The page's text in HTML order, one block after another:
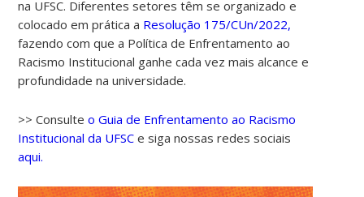
na UFSC. Diferentes setores têm se organizado e
colocado em prática a Resolução 175/CUn/2022,
fazendo com que a Política de Enfrentamento ao
Racismo Institucional ganhe cada vez mais alcance e
profundidade na universidade.
>> Consulteo Guia de Enfrentamento ao Racismo
Institucional da UFSC e siga nossas redes sociais
aqui.
00:00
02:00